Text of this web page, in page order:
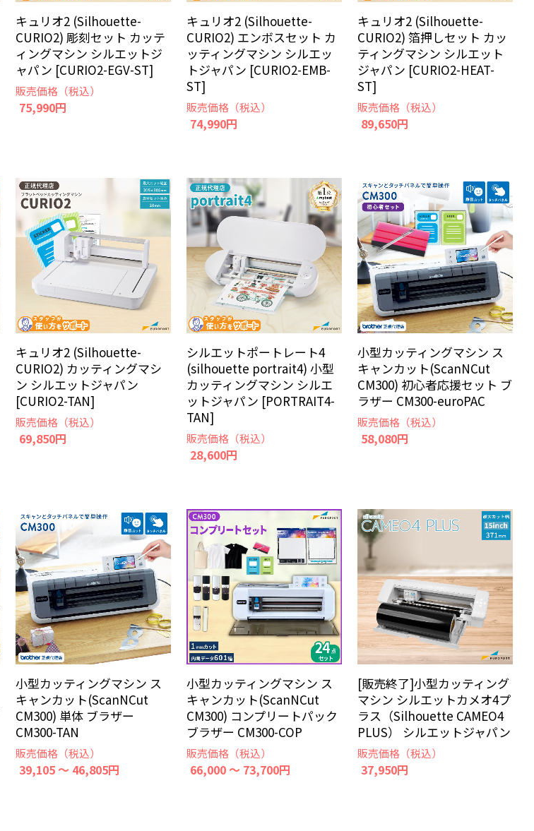
キュリオ2 (Silhouette-
CURIO2) 彫刻セット カッテ
ィングマシン シルエットジ
ャパン [CURIO2-EGV-ST]
販売価格（税込）
75,990円
キュリオ2 (Silhouette-
CURIO2) エンボスセット カ
ッティングマシン シルエッ
トジャパン [CURIO2-EMB-
ST]
販売価格（税込）
74,990円
キュリオ2 (Silhouette-
CURIO2) 箔押しセット カッ
ティングマシン シルエット
ジャパン [CURIO2-HEAT-
ST]
販売価格（税込）
89,650円
キュリオ2 (Silhouette-
CURIO2) カッティングマシ
ン シルエットジャパン
[CURIO2-TAN]
販売価格（税込）
69,850円
シルエットポートレート4
(silhouette portrait4) 小型
カッティングマシン シルエ
ットジャパン [PORTRAIT4-
TAN]
販売価格（税込）
28,600円
小型カッティングマシン ス
キャンカット(ScanNCut
CM300) 初心者応援セット ブ
ラザー CM300-euroPAC
販売価格（税込）
58,080円
小型カッティングマシン ス
キャンカット(ScanNCut
CM300) 単体 ブラザー
CM300-TAN
販売価格（税込）
39,105 ～ 46,805円
小型カッティングマシン ス
キャンカット(ScanNCut
CM300) コンプリートパック
ブラザー CM300-COP
販売価格（税込）
66,000 ～ 73,700円
[販売終了]小型カッティング
マシン シルエットカメオ4プ
ラス（Silhouette CAMEO4
PLUS） シルエットジャパン
販売価格（税込）
37,950円